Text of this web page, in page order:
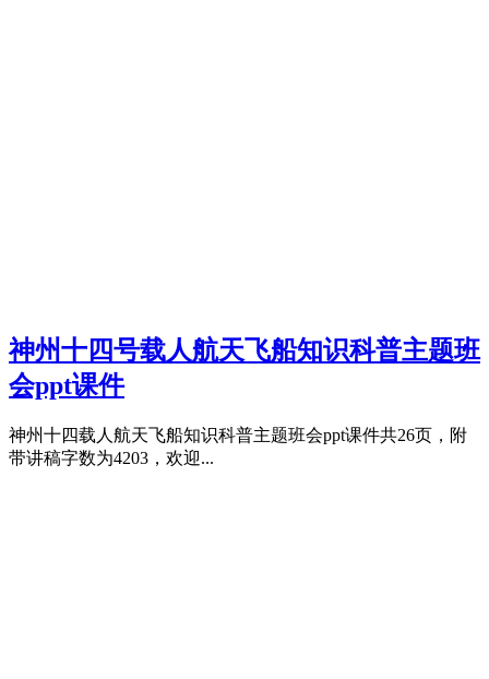
神州十四号载人航天飞船知识科普主题班
会ppt课件
神州十四载人航天飞船知识科普主题班会ppt课件共26页，附
带讲稿字数为4203，欢迎...